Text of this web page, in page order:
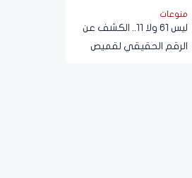
وترقب بيانات الوظائف
الأمريكية
منوعات
ليس 61 ولا 11.. الكشف عن
الرقم الحقيقي لقميص